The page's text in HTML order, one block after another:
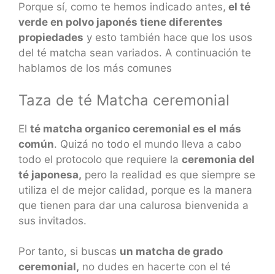
Porque sí, como te hemos indicado antes, el té
verde en polvo japonés tiene diferentes
propiedades y esto también hace que los usos
del té matcha sean variados. A continuación te
hablamos de los más comunes
Taza de té Matcha ceremonial
El té matcha organico ceremonial es el más
común. Quizá no todo el mundo lleva a cabo
todo el protocolo que requiere la ceremonia del
té japonesa, pero la realidad es que siempre se
utiliza el de mejor calidad, porque es la manera
que tienen para dar una calurosa bienvenida a
sus invitados.
Por tanto, si buscas un matcha de grado
ceremonial, no dudes en hacerte con el té